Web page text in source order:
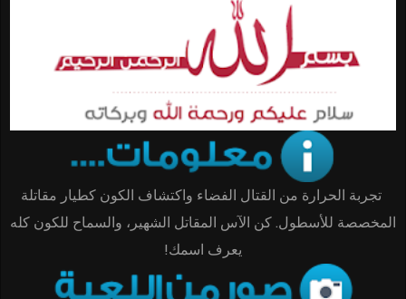
تجربة الحرارة من القتال الفضاء واكتشاف الكون كطيار مقاتلة
المخصصة للأسطول. كن الآس المقاتل الشهير، والسماح للكون كله
يعرف اسمك!